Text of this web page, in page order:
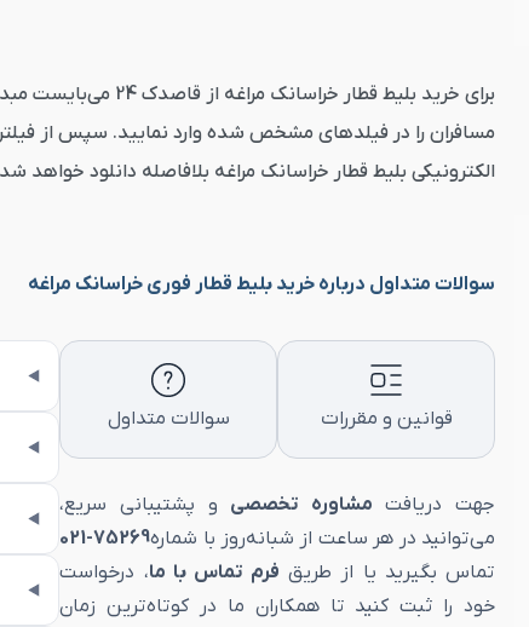
برای خرید بلیط
مسافران را در فیلدهای مشخص شده وارد نمایید. سپس از
الکترونیکی بلیط قطار خراسانک مراغه بلافاصله دانلود خواهد
سوالات متداول درباره خرید بلیط قطار فوری خراسانک مراغه
قوانین و مقررات سوالات متداول
جهت دریافت مشاوره تخصصی و پشتیبانی سریع،
می‌توانید در هر ساعت از شبانه‌روز با شماره75269-021
تماس بگیرید یا از طریق فرم تماس با ما، درخواست
خود را ثبت کنید تا همکاران ما در کوتاه‌ترین زمان